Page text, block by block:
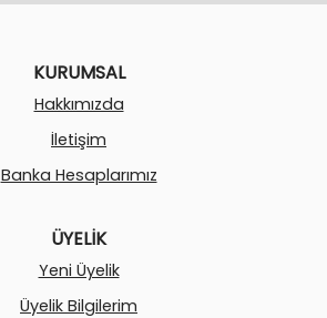
KURUMSAL
Hakkımızda
İletişim
Banka Hesaplarımız
ÜYELİK
Yeni Üyelik
Üyelik Bilgilerim